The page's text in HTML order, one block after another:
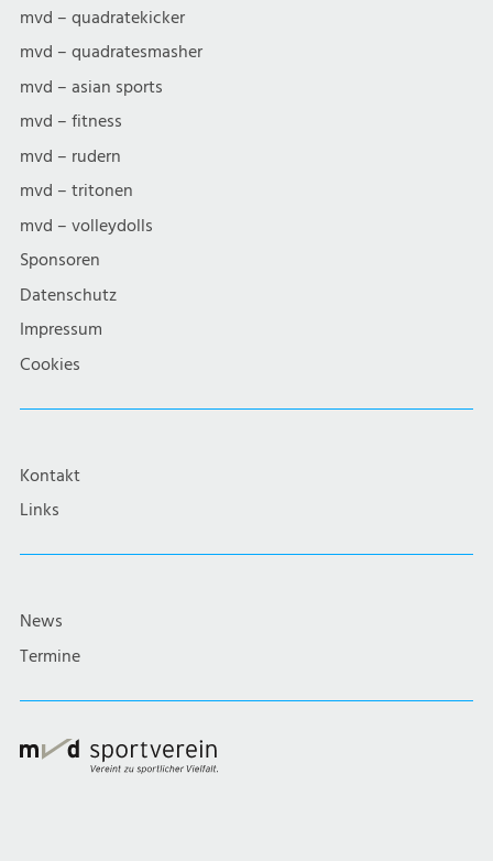
mvd – quadratekicker
mvd – quadratesmasher
mvd – asian sports
mvd – fitness
mvd – rudern
mvd – tritonen
mvd – volleydolls
Sponsoren
Datenschutz
Impressum
Cookies
Kontakt
Links
News
Termine